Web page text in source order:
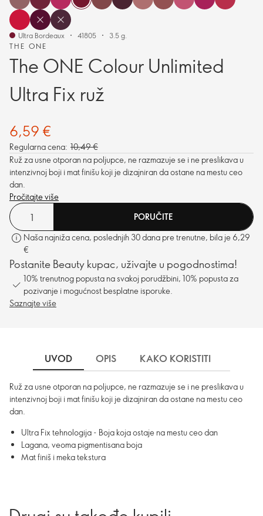
THE ONE
The ONE Colour Unlimited
Ultra Fix ruž
Ultra Bordeaux 41805 3.5 g.
6,59 €
Regularna cena: 10,49 €
Ruž za usne otporan na poljupce, ne razmazuje se i ne preslikava u
intenzivnoj boji i mat finišu koji je dizajniran da ostane na mestu ceo
dan.
Pročitajte više
PORUČITE
Naša najniža cena, poslednjih 30 dana pre trenutne, bila je 6,29
€
Postanite Beauty kupac, uživajte u pogodnostima!
10% trenutnog popusta na svakoj porudžbini, 10% popusta za
pozivanje i mogućnost besplatne isporuke.
Saznajte više
UVOD OPIS KAKO KORISTITI
Ruž za usne otporan na poljupce, ne razmazuje se i ne preslikava u
intenzivnoj boji i mat finišu koji je dizajniran da ostane na mestu ceo
dan.
Ultra Fix tehnologija - Boja koja ostaje na mestu ceo dan
Lagana, veoma pigmentisana boja
Mat finiš i meka tekstura